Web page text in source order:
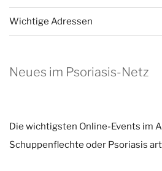
Wichtige Adressen
Neues im Psoriasis-Netz
Die wichtigsten Online-Events im
Schuppenflechte oder Psoriasis